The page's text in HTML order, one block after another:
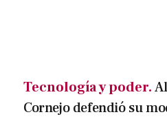
Tecnología y poder.
Cornejo defendió su